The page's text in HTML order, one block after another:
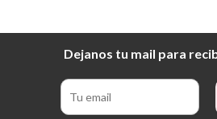
Dejanos tu mail para